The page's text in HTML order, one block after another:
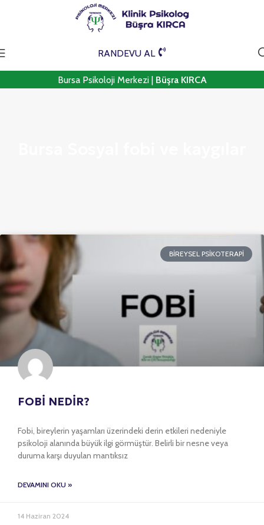
RANDEVU AL
Bursa Psikoloji Merkezi | Büşra KIRCA
BIREYSEL PSIKOTERAPI
FOBİ NEDİR?
Fobi, bireylerin yaşamları üzerindeki derin etkileri nedeniyle
psikoloji alanında büyük ilgi görmüştür. Belirli bir nesne veya
duruma karşı duyulan mantıksız
DEVAMINI OKU »
14 Haziran 2024